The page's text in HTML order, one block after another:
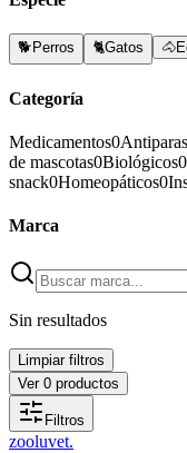
🐕 Perros 🐈Gatos 🐴
Categoría
Medicamentos0
de mascotas0Biológicos0
snack0Homeopáticos0
Marca
Sin resultados
Limpiar filtros
Ver 0 productos
Filtros
zooluvet.